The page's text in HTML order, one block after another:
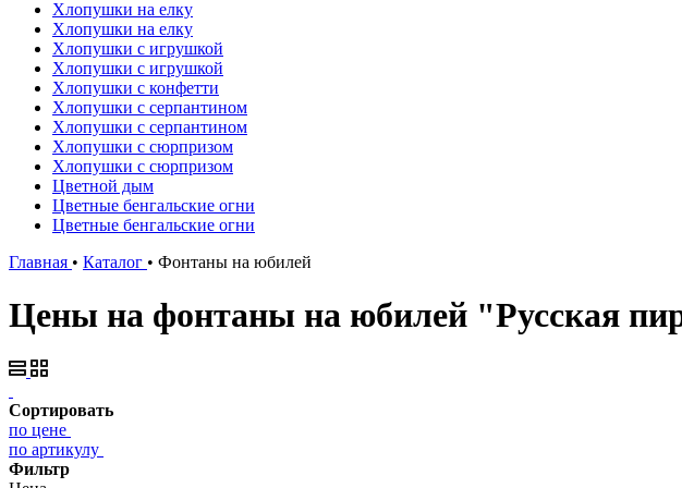
Хлопушки на елку
Хлопушки на елку
Хлопушки с игрушкой
Хлопушки с игрушкой
Хлопушки с конфетти
Хлопушки с серпантином
Хлопушки с серпантином
Хлопушки с сюрпризом
Хлопушки с сюрпризом
Цветной дым
Цветные бенгальские огни
Цветные бенгальские огни
Главная • Каталог • Фонтаны на юбилей
Цены на фонтаны на юбилей "Русская
Сортировать
по цене
по артикулу
Фильтр